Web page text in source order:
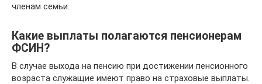
членам семьи.
Какие выплаты полагаются пенсионерам
ФСИН?
В случае выхода на пенсию при достижении пенсионного
возраста служащие имеют право на страховые выплаты.